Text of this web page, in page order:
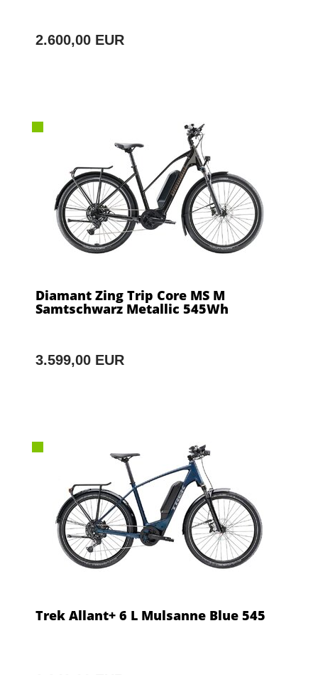
2.600,00 EUR
Diamant Zing Trip Core MS M
Samtschwarz Metallic 545Wh
3.599,00 EUR
Trek Allant+ 6 L Mulsanne Blue 545